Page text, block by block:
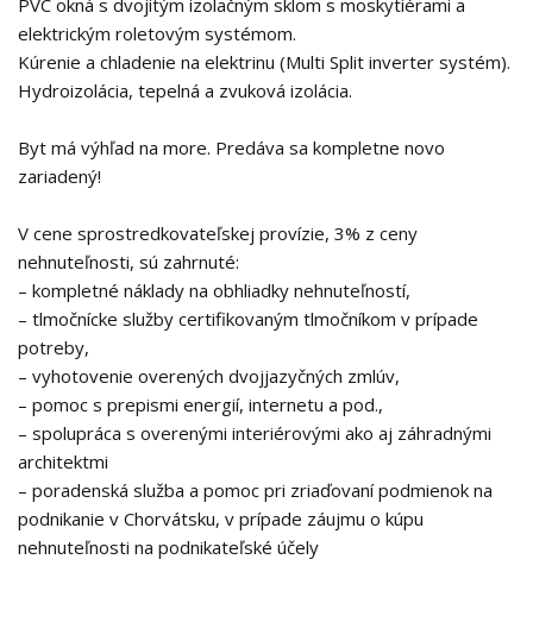
PVC okná s dvojitým izolačným sklom s moskytiérami a
elektrickým roletovým systémom.
Kúrenie a chladenie na elektrinu (Multi Split inverter systém).
Hydroizolácia, tepelná a zvuková izolácia.
Byt má výhľad na more. Predáva sa kompletne novo
zariadený!
V cene sprostredkovateľskej provízie, 3% z ceny
nehnuteľnosti, sú zahrnuté:
– kompletné náklady na obhliadky nehnuteľností,
– tlmočnícke služby certifikovaným tlmočníkom v prípade
potreby,
– vyhotovenie overených dvojjazyčných zmlúv,
– pomoc s prepismi energií, internetu a pod.,
– spolupráca s overenými interiérovými ako aj záhradnými
architektmi
– poradenská služba a pomoc pri zriaďovaní podmienok na
podnikanie v Chorvátsku, v prípade záujmu o kúpu
nehnuteľnosti na podnikateľské účely